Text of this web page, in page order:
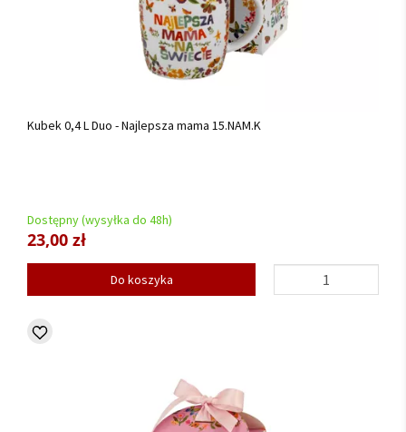
Kubek 0,4 L Duo - Najlepsza mama 15.NAM.K
Dostępny (wysyłka do 48h)
23,00 zł
Do koszyka